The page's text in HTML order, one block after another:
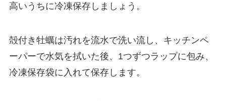
高いうちに冷凍保存しましょう。
殻付き牡蠣は汚れを流水で洗い流し、キッチンペ
ーパーで水気を拭いた後、1つずつラップに包み、
冷凍保存袋に入れて保存します。